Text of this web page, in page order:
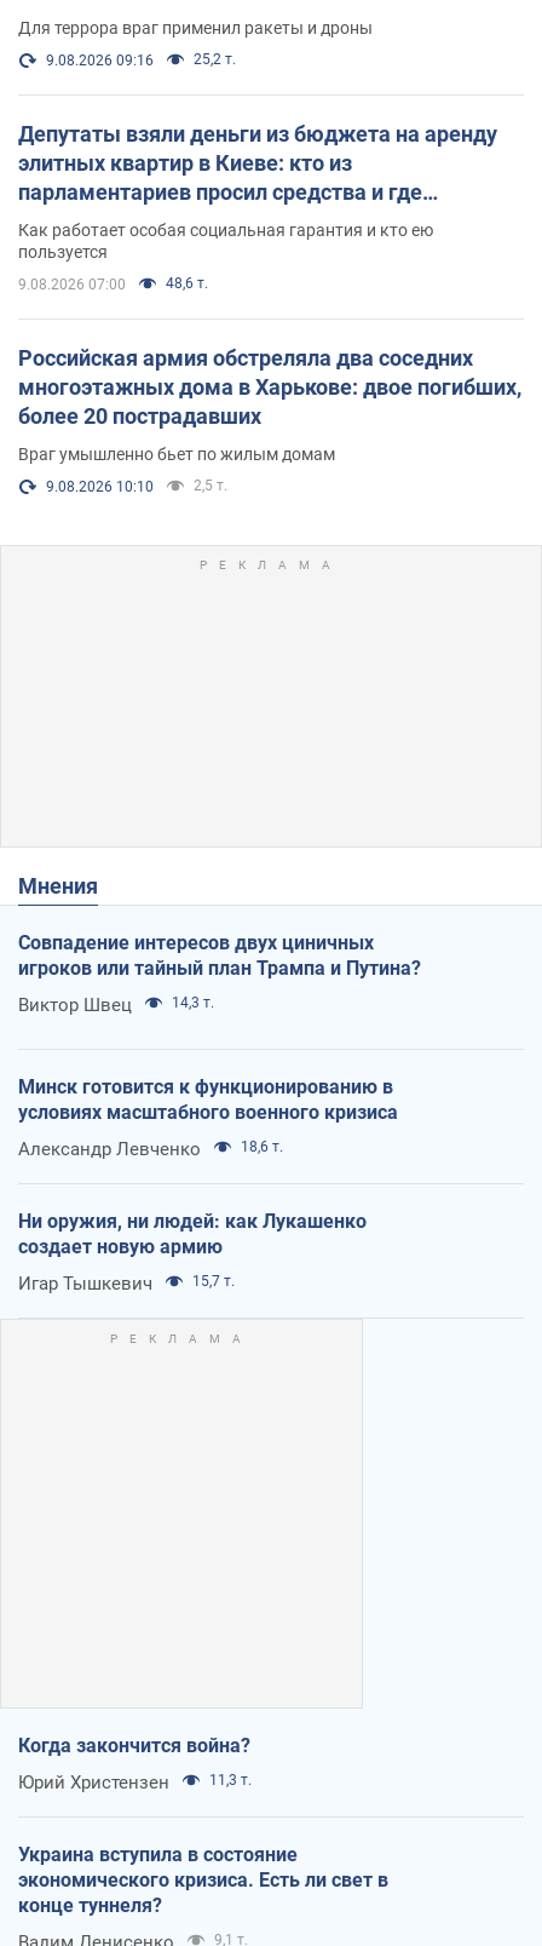
Для террора враг применил ракеты и дроны
9.08.2026 09:16 25,2 т.
Депутаты взяли деньги из бюджета на аренду
элитных квартир в Киеве: кто из
парламентариев просил средства и где
поселился
Как работает особая социальная гарантия и кто ею
пользуется
9.08.2026 07:00 48,6 т.
Российская армия обстреляла два соседних
многоэтажных дома в Харькове: двое погибших,
более 20 пострадавших
Враг умышленно бьет по жилым домам
9.08.2026 10:10 2,5 т.
Мнения
Совпадение интересов двух циничных
игроков или тайный план Трампа и Путина?
Виктор Швец 14,3 т.
Минск готовится к функционированию в
условиях масштабного военного кризиса
Александр Левченко 18,6 т.
Ни оружия, ни людей: как Лукашенко
создает новую армию
Игар Тышкевич 15,7 т.
Когда закончится война?
Юрий Христензен 11,3 т.
Украина вступила в состояние
экономического кризиса. Есть ли свет в
конце туннеля?
9,1 т.